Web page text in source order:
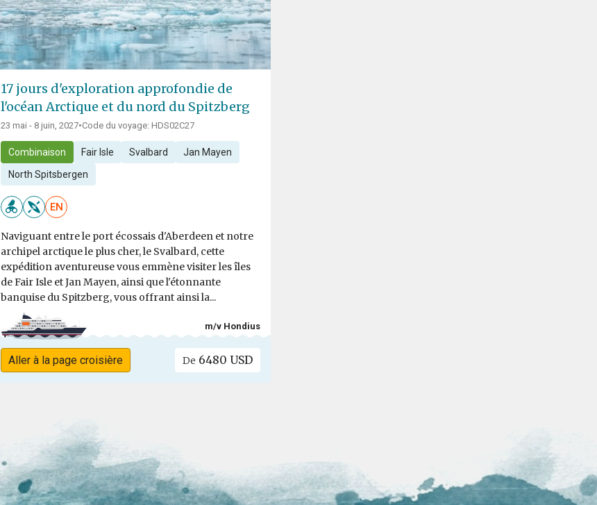
17 jours d'exploration approfondie de
l'océan Arctique et du nord du Spitzberg
23 mai - 8 juin, 2027•Code du voyage: HDS02C27
Combinaison Fair Isle Svalbard Jan Mayen
North Spitsbergen
EN
Naviguant entre le port écossais d'Aberdeen et notre
archipel arctique le plus cher, le Svalbard, cette
expédition aventureuse vous emmène visiter les îles
de Fair Isle et Jan Mayen, ainsi que l'étonnante
banquise du Spitzberg, vous offrant ainsi la...
m/v Hondius
Aller à la page croisière De 6480 USD